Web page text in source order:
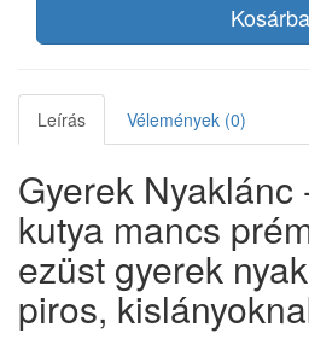
Kosárba
Leírás Vélemények (0)
Gyerek Nyaklánc
kutya mancs
ezüst gyerek
piros,